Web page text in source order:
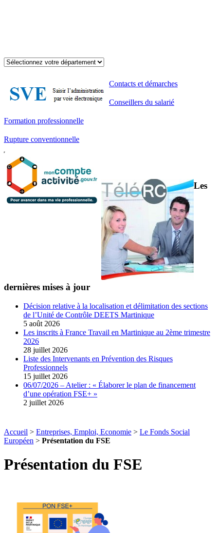
Contacts et démarches
Conseillers du salarié
Formation professionnelle
Rupture conventionnelle
Les
dernières mises à jour
Décision relative à la localisation et délimitation des sections
de l’Unité de Contrôle DEETS Martinique
5 août 2026
Les inscrits à France Travail en Martinique au 2ème trimestre
2026
28 juillet 2026
Liste des Intervenants en Prévention des Risques
Professionnels
15 juillet 2026
06/07/2026 – Atelier : « Élaborer le plan de financement
d’une opération FSE+ »
2 juillet 2026
Accueil > Entreprises, Emploi, Economie > Le Fonds Social
Européen > Présentation du FSE
Présentation du FSE